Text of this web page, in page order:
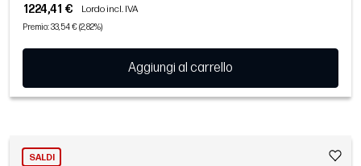
1224,41 € Lordo incl. IVA
Premio: 33,54 € (2,82%)
Aggiungi al carrello
SALDI